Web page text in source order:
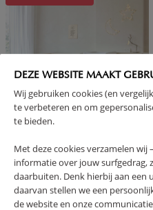
DEZE WEBSITE MAAKT
Wij gebruiken cookies (en
te verbeteren en om
te bieden.
Met deze cookies verzamelen wij
informatie over jouw surfgedrag,
daarbuiten. Denk hierbij aan een
daarvan stellen we een
de website en onze
«AMANDE» 2-PIECE |
CONVERTIBLE COT BED AND
CHEST OF DRAWERS | OATMEAL
849,95
899, 90